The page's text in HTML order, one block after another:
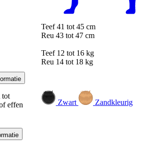
Teef 41 tot 45 cm
Reu 43 tot 47 cm
Teef 12 tot 16 kg
Reu 14 tot 18 kg
tot
effen
Zwart Zandkleurig